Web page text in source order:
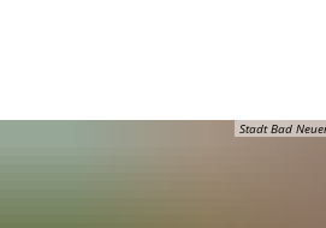
Stadt Bad